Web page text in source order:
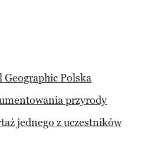
Polska
przyrody
jednego z uczestników